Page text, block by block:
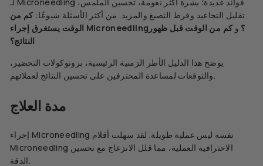
تقليل التجاعيد وفرط التصبغ والمزيد. من أكثر الأسئلة شيوعًا: كم من
الوقت يستغرق إجراء Microneedling؟ و كم من الوقت قبل ظهور
النتائج؟
يوضح هذا الدليل الأطر الزمنية الرئيسية، بروتوكولات التحضير،
والتوقعات لمساعدة المحترفين على تحسين النتائج لعملائهم.
مدة العلاج
إجراء Microneedling نفسه ليس عملية طويلة. لقد سهلت أقلام
Microneedling الاحترافية العملية، مما قلل الانزعاج مع تحسين
الدقة.